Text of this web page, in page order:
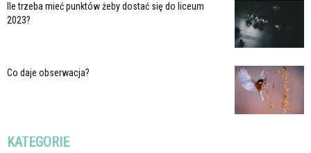
Ile trzeba mieć punktów żeby dostać się do liceum
2023?
Co daje obserwacja?
KATEGORIE